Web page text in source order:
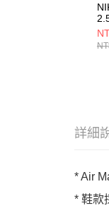
詳細
* Air
* 鞋款